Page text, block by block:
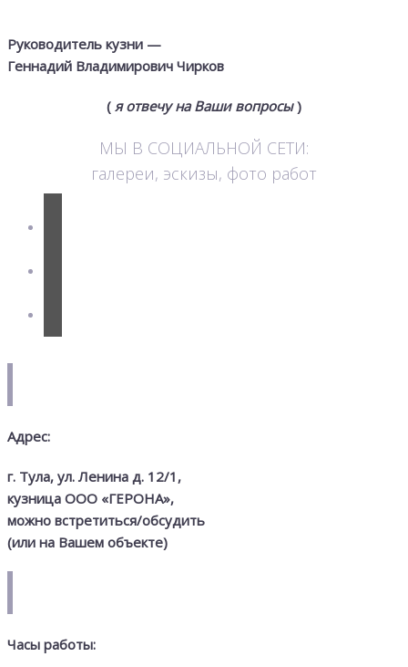
Руководитель кузни —
Геннадий Владимирович Чирков
( я отвечу на Ваши вопросы)
МЫ В СОЦИАЛЬНОЙ СЕТИ:
галереи, эскизы, фото работ
Адрес:
г. Тула, ул. Ленина д. 12/1,
кузница ООО «ГЕРОНА»,
можно встретиться/обсудить
(или на Вашем объекте)
Часы работы: